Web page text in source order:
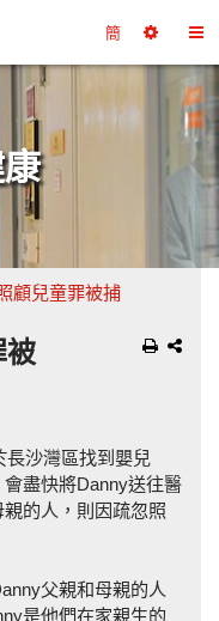
簡
擇
換
目
錄
顧兒童罪被捕
被
沙灣區找到嬰兒
盡快將Danny送往醫
的人，則因疏忽照
父親和母親的人
是他們在家親生的